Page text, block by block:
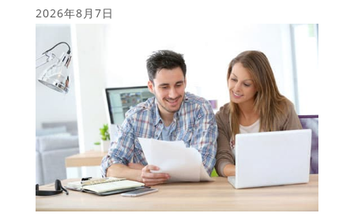
2026年8月7日